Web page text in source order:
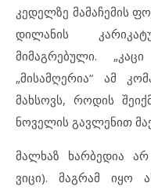
კედელზე მამაჩემის
დილანის
მიმაგრებული.
„მისამღერია“ ამ
მახსოვს, როდის
ნოველის გავლენით
მალხაზ ხარბედია
ვიცი). მაგრამ იყო